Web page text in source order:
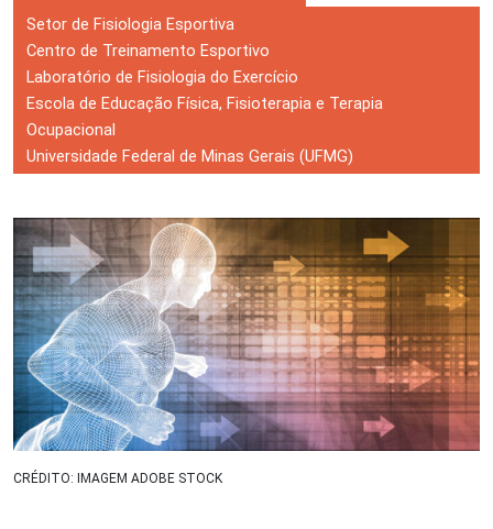
Setor de Fisiologia Esportiva
Centro de Treinamento Esportivo
Laboratório de Fisiologia do Exercício
Escola de Educação Física, Fisioterapia e Terapia
Ocupacional
Universidade Federal de Minas Gerais (UFMG)
CRÉDITO: IMAGEM ADOBE STOCK